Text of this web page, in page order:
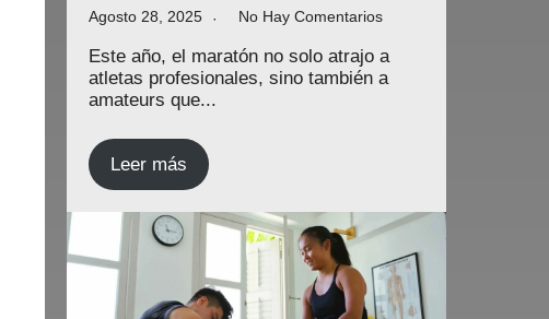
Agosto 28, 2025 No Hay Comentarios
Este año, el maratón no solo atrajo a
atletas profesionales, sino también a
amateurs que...
Leer más